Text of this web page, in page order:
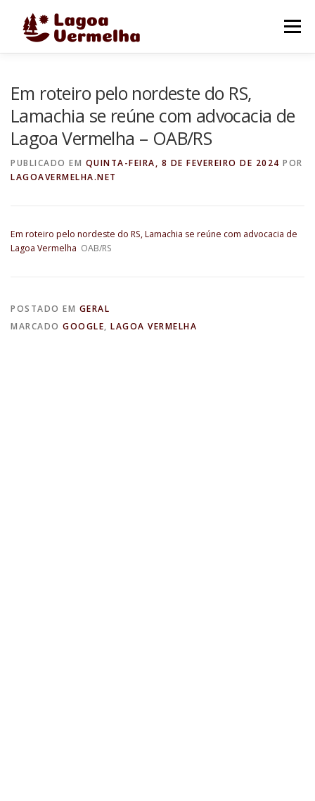
Menu
FALE CONOSCO
Em roteiro pelo nordeste do RS,
Lamachia se reúne com advocacia de
Lagoa Vermelha – OAB/RS
PUBLICADO EM QUINTA-FEIRA, 8 DE FEVEREIRO DE 2024 POR
LAGOAVERMELHA.NET
Em roteiro pelo nordeste do RS, Lamachia se reúne com advocacia de
Lagoa Vermelha OAB/RS
POSTADO EM GERAL
MARCADO GOOGLE, LAGOA VERMELHA